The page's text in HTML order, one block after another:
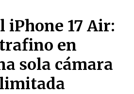
iPhone 17 Air:
en
sola cámara